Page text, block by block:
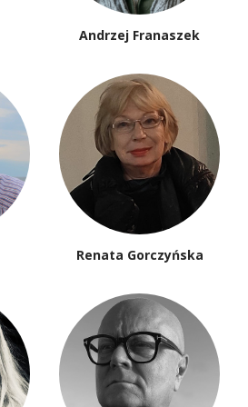
Andrzej Franaszek
Renata Gorczyńska